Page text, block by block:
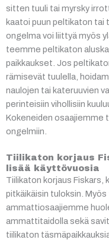
sitten tuuli tai myrsky
kaatoi puun peltikaton tai
ongelma voi liittyä myös
teemme peltikaton
paikkaukset. Jos
rämisevät tuulella,
naulojen tai kateruuvien
perinteisiin vihollisiin
Kokeneiden osaajiemme
ongelmiin.
Tiilikaton korjaus
lisää käyttövuosia
Tiilikaton korjaus
pitkäikäisin tuloksin.
ammattiosaajiemme
ammattitaidolla sekä
tiilikaton